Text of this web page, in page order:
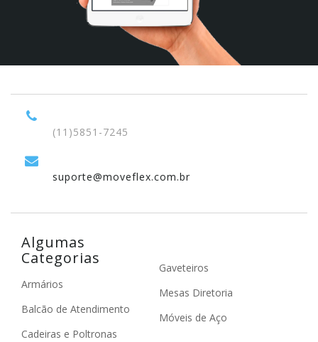
(11)5851-7245
suporte@moveflex.com.br
Algumas
Categorias
Armários
Balcão de Atendimento
Cadeiras e Poltronas
Gaveteiros
Mesas Diretoria
Móveis de Aço